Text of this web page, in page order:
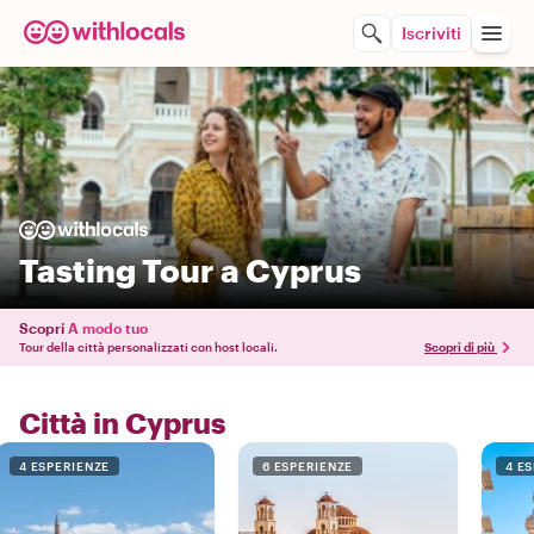
Iscriviti
Tasting Tour a Cyprus
Scopri A modo tuo
Tour della città personalizzati con host locali. Scopri di più
Città in Cyprus
4 ESPERIENZE 6 ESPERIENZE 4